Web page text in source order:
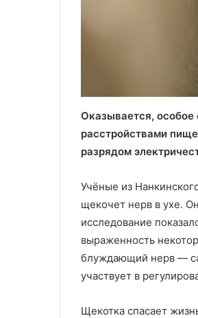
Оказывается,
расстройствами
разрядом
Учёные из
щекочет нерв в ухе.
исследование
выраженность
блуждающий нерв —
участвует в
Щекотка спасает